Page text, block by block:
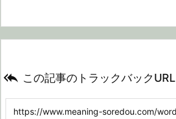
 この記事のトラックバックURL